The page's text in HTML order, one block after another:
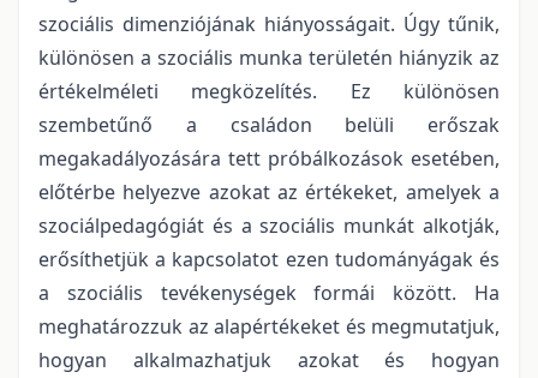
szociális dimenziójának hiányosságait. Úgy tűnik,
különösen a szociális munka területén hiányzik az
értékelméleti megközelítés. Ez különösen
szembetűnő a családon belüli erőszak
megakadályozására tett próbálkozások esetében,
előtérbe helyezve azokat az értékeket, amelyek a
szociálpedagógiát és a szociális munkát alkotják,
erősíthetjük a kapcsolatot ezen tudományágak és
a szociális tevékenységek formái között. Ha
meghatározzuk az alapértékeket és megmutatjuk,
hogyan alkalmazhatjuk azokat és hogyan